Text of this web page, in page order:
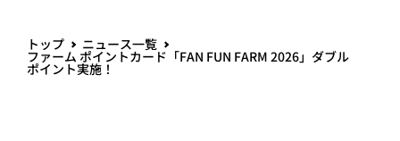
トップ ニュース一覧
ファーム ポイントカード「FAN FUN FARM 2026」ダブル
ポイント実施！